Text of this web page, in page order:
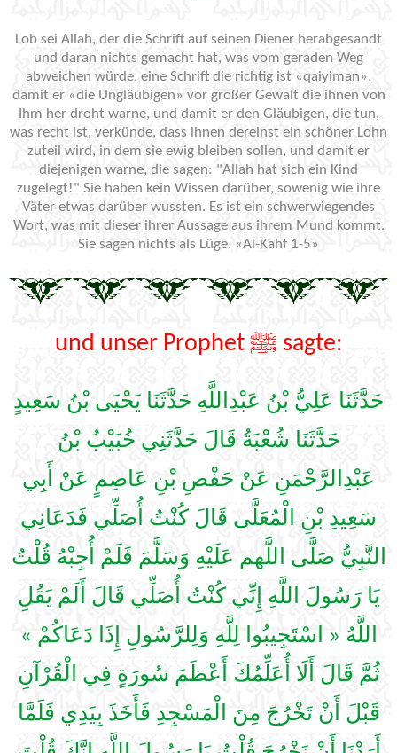
Lob sei Allah, der die Schrift auf seinen Diener herabgesandt
und daran nichts gemacht hat, was vom geraden Weg
abweichen würde, eine Schrift die richtig ist «qaiyiman»,
damit er «die Ungläubigen» vor großer Gewalt die ihnen von
Ihm her droht warne, und damit er den Gläubigen, die tun,
was recht ist, verkünde, dass ihnen dereinst ein schöner Lohn
zuteil wird, in dem sie ewig bleiben sollen, und damit er
diejenigen warne, die sagen: "Allah hat sich ein Kind
zugelegt!" Sie haben kein Wissen darüber, sowenig wie ihre
Väter etwas darüber wussten. Es ist ein schwerwiegendes
Wort, was mit dieser ihrer Aussage aus ihrem Mund kommt.
Sie sagen nichts als Lüge. «Al-Kahf 1-5»
und unser Prophet ﷺ sagte:
حَدَّثَنَا عَلِيُّ بْنُ عَبْدِاللَّهِ حَدَّثَنَا يَحْيَى بْنُ سَعِيدٍ
حَدَّثَنَا شُعْبَةُ قَالَ حَدَّثَنِي خُبَيْبُ بْنُ
عَبْدِالرَّحْمَنِ عَنْ حَفْصِ بْنِ عَاصِمٍ عَنْ أَبِي
سَعِيدِ بْنِ الْمُعَلَّى قَالَ كُنْتُ أُصَلِّي فَدَعَانِي
النَّبِيُّ صَلَّى اللَّهم عَلَيْهِ وَسَلَّمَ فَلَمْ أُجِبْهُ قُلْتُ
يَا رَسُولَ اللَّهِ إِنِّي كُنْتُ أُصَلِّي قَالَ أَلَمْ يَقُلِ
اللَّهُ « اسْتَجِيبُوا لِلَّهِ وَلِلرَّسُولِ إِذَا دَعَاكُمْ »
ثُمَّ قَالَ أَلَا أُعَلِّمُكَ أَعْظَمَ سُورَةٍ فِي الْقُرْآنِ
قَبْلَ أَنْ تَخْرُجَ مِنَ الْمَسْجِدِ فَأَخَذَ بِيَدِي فَلَمَّا